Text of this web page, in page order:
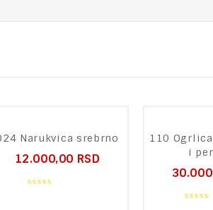
Narukvica srebrno
12.000,00 RSD
110
i